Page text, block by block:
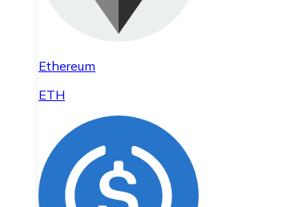
Ethereum
ETH